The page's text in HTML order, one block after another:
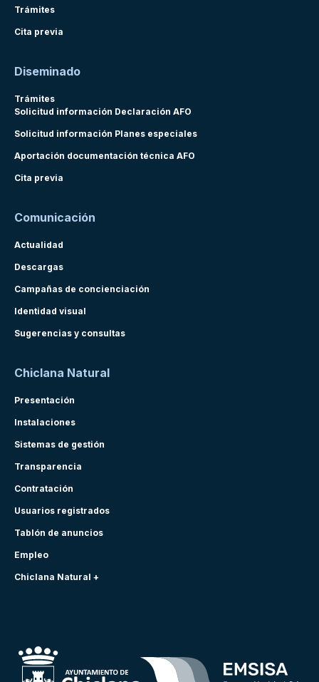
Trámites
Cita previa
Diseminado
Trámites
Solicitud información Declaración AFO
Solicitud información Planes especiales
Aportación documentación técnica AFO
Cita previa
Comunicación
Actualidad
Descargas
Campañas de concienciación
Identidad visual
Sugerencias y consultas
Chiclana Natural
Presentación
Instalaciones
Sistemas de gestión
Transparencia
Contratación
Usuarios registrados
Tablón de anuncios
Empleo
Chiclana Natural +